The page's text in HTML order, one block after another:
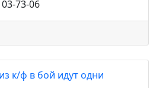
73-06
к/ф в бой идут одни